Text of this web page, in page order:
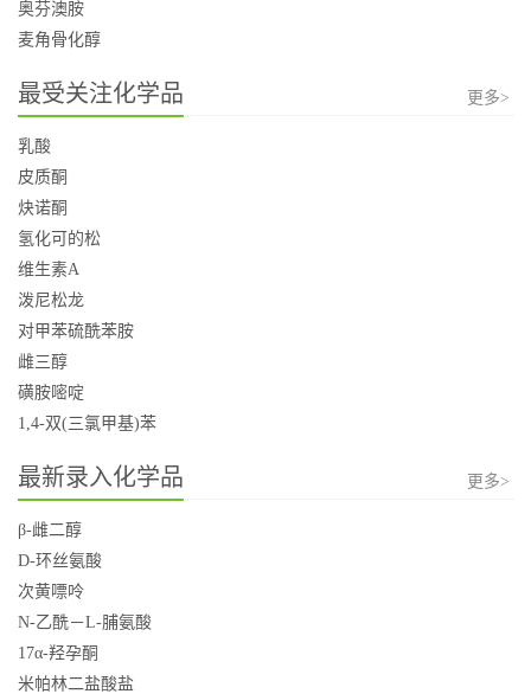
奥芬澳胺
麦角骨化醇
最受关注化学品 更多>
乳酸
皮质酮
炔诺酮
氢化可的松
维生素A
泼尼松龙
对甲苯硫酰苯胺
雌三醇
磺胺嘧啶
1,4-双(三氯甲基)苯
最新录入化学品 更多>
β-雌二醇
D-环丝氨酸
次黄嘌呤
N-乙酰－L-脯氨酸
17α-羟孕酮
米帕林二盐酸盐